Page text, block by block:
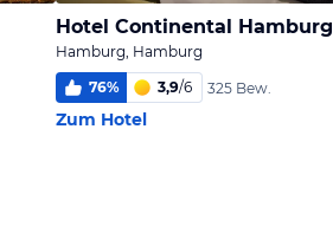
Hotel Continental Hamburg
Hamburg, Hamburg
76% 3,9/6 325 Bew.
Zum Hotel